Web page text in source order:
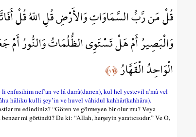
قُلْ مَن رَّبُّ السَّمَاوَاتِ وَالأَرْضِ قُلِ اللّهُ قُلْ
وَالْبَصِيرُ أَمْ هَلْ تَسْتَوِي الظُّلُمَاتُ وَالنُّورُ أَمْ
الْوَاحِدُ الْقَهَّارُ﴿١٦﴾
nef’an ve lâ darrâ(darren), kul hel yestevil a’mâ vel
hâliku kulli şey’in ve huvel vâhidul kahhâr(kahhâru).
mı edindiniz? “Gören ve görmeyen bir olur mu? Veya
mi göründü? De ki: “Allah, herşeyin yaratıcısıdır.” Ve O,